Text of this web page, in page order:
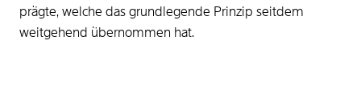
prägte, welche das grundlegende Prinzip seitdem
weitgehend übernommen hat.